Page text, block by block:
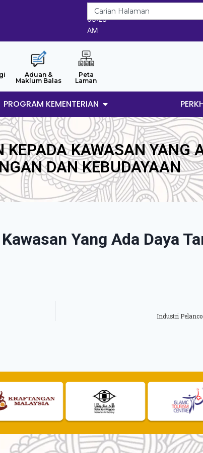
8/8/2026
05:23
AM
Aduan &
Maklum Balas
Peta
Laman
PROGRAM KEMENTERIAN
KEPADA KAWASAN YANG
DAN KEBUDAYAAN
Yang Ada Daya
Industri